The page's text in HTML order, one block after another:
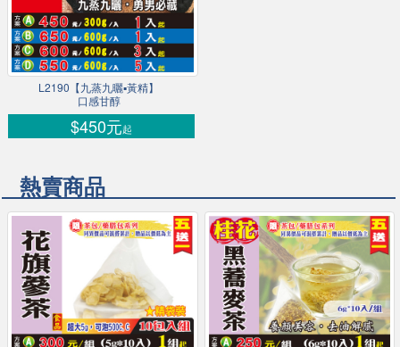
L2190【九蒸九曬▪黃精】
口感甘醇
$450元起
熱賣商品